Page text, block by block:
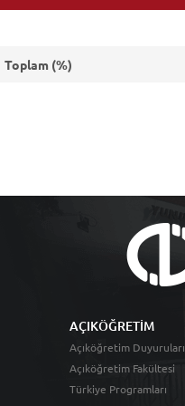
Toplam (%)
AÇIKÖĞRETİM
Açıköğretim Duyuruları
Açıköğretim Fakültesi
Türkiye Programları